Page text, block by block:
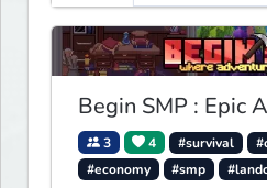
updates, new
endless
Begin SMP : Epic
3 4 #survival
#economy
#smp